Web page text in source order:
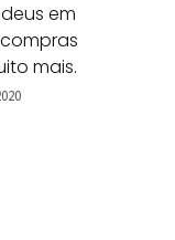
em
mais.